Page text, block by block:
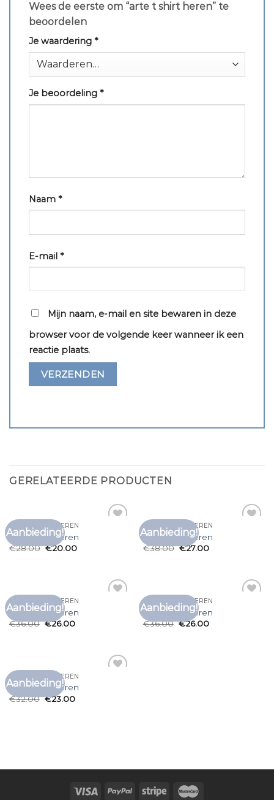
Wees de eerste om “arte t shirt heren” te
beoordelen
Je waardering *
Je beoordeling *
Naam *
E-mail *
Mijn naam, e-mail en site bewaren in deze
browser voor de volgende keer wanneer ik een
reactie plaats.
GERELATEERDE PRODUCTEN
Aanbieding!
ARTE T SHIRT HEREN
arte t shirt heren
€28.00 €20.00
Aanbieding!
ARTE T SHIRT HEREN
arte t shirt heren
€38.00 €27.00
Aanbieding!
ARTE T SHIRT HEREN
arte t shirt heren
€36.00 €26.00
Aanbieding!
ARTE T SHIRT HEREN
arte t shirt heren
€36.00 €26.00
Aanbieding!
ARTE T SHIRT HEREN
arte t shirt heren
€32.00 €23.00